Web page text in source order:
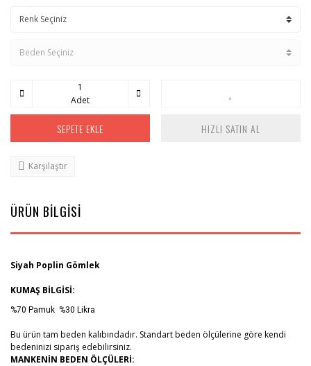
Adet
SEPETE EKLE HIZLI SATIN AL
Karşılaştır
ÜRÜN BİLGİSİ
Siyah Poplin Gömlek
KUMAŞ BİLGİSİ:
%70 Pamuk %30 Likra
Bu ürün tam beden kalıbındadır. Standart beden ölçülerine göre kendi
bedeninizi sipariş edebilirsiniz.
MANKENİN BEDEN ÖLÇÜLERİ: